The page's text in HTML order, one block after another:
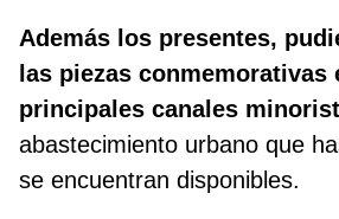
Además los presentes,
las piezas conmemorativas
principales canales
abastecimiento urbano que
se encuentran disponibles.